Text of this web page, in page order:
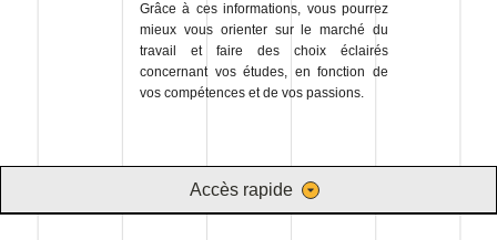
Grâce à ces informations, vous pourrez
mieux vous orienter sur le marché du
travail et faire des choix éclairés
concernant vos études, en fonction de
vos compétences et de vos passions.
Accès rapide